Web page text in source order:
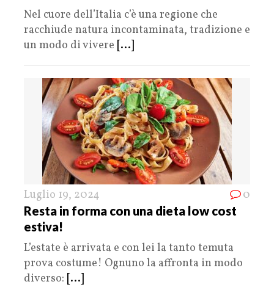
Nel cuore dell’Italia c’è una regione che
racchiude natura incontaminata, tradizione e
un modo di vivere [...]
Luglio 19, 2024 0
Resta in forma con una dieta low cost
estiva!
L’estate è arrivata e con lei la tanto temuta
prova costume! Ognuno la affronta in modo
diverso: [...]